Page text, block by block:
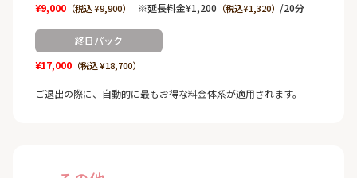
¥9,000（税込 ¥9,900） ※延長料金¥1,200 （税込¥1,320） /20分
終日パック
¥17,000（税込 ¥18,700）
ご退出の際に、自動的に最もお得な料金体系が適用されます。